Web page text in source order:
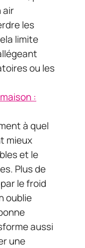
air
les
limite
ou les
:
à quel
mieux
et le
Plus de
le froid
oublie
aussi
une